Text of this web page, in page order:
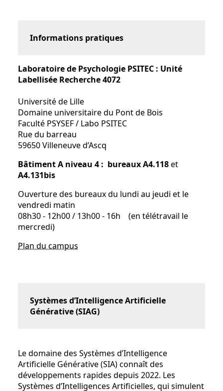
Informations pratiques
Laboratoire de Psychologie PSITEC : Unité
Labellisée Recherche 4072
Université de Lille
Domaine universitaire du Pont de Bois
Faculté PSYSEF / Labo PSITEC
Rue du barreau
59650 Villeneuve d’Ascq
Bâtiment A niveau 4 : bureaux A4.118et
A4.131bis
Ouverture des bureaux du lundi au jeudi et le
vendredi matin
08h30 - 12h00 / 13h00 - 16h (en télétravail le
mercredi)
Plan du campus
Systèmes d’Intelligence Artificielle
Générative (SIAG)
Le domaine des Systèmes d’Intelligence
Artificielle Générative (SIA) connaît des
développements rapides depuis 2022. Les
Systèmes d’Intelligences Artificielles, qui simulent